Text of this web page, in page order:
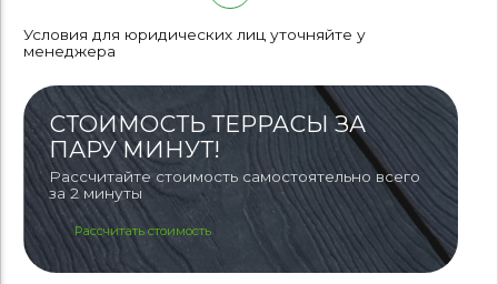
Условия для юридических лиц уточняйте у
менеджера
СТОИМОСТЬ ТЕРРАСЫ ЗА
ПАРУ МИНУТ!
Рассчитайте стоимость самостоятельно всего
за 2 минуты
Рассчитать стоимость